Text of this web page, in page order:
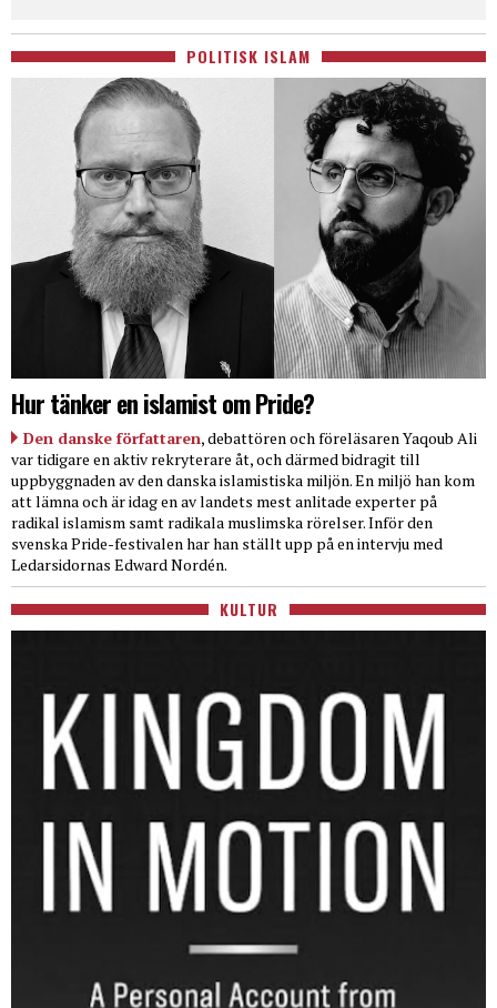
POLITISK ISLAM
Hur tänker en islamist om Pride?
Den danske författaren, debattören och föreläsaren Yaqoub Ali
var tidigare en aktiv rekryterare åt, och därmed bidragit till
uppbyggnaden av den danska islamistiska miljön. En miljö han kom
att lämna och är idag en av landets mest anlitade experter på
radikal islamism samt radikala muslimska rörelser. Inför den
svenska Pride-festivalen har han ställt upp på en intervju med
Ledarsidornas Edward Nordén.
KULTUR